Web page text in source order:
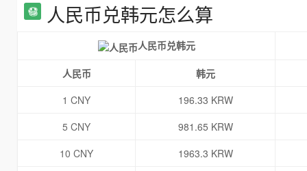
人民币兑韩元怎么算
人民币兑韩元
人民币
韩元
1 CNY
196.33 KRW
5 CNY
981.65 KRW
10 CNY
1963.3 KRW